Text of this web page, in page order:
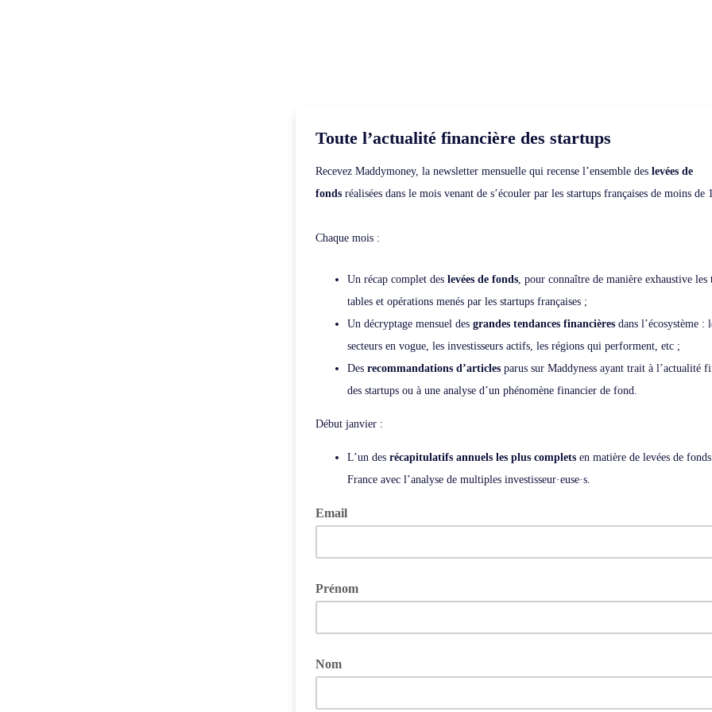
Toute l’actualité financière des startups
Recevez Maddymoney, la newsletter mensuelle qui recense l’ensemble des levées de
fonds réalisées dans le mois venant de s’écouler par les startups françaises de moins de
Chaque mois :
Un récap complet des levées de fonds, pour connaître de manière exhaustive les
tables et opérations menés par les startups françaises ;
Un décryptage mensuel des grandes tendances financières dans l’écosystème :
secteurs en vogue, les investisseurs actifs, les régions qui performent, etc ;
Des recommandations d’articles parus sur Maddyness ayant trait à l’actualité
des startups ou à une analyse d’un phénomène financier de fond.
Début janvier :
L’un des récapitulatifs annuels les plus complets en matière de levées de
France avec l’analyse de multiples investisseur·euse·s.
Email
Prénom
Nom